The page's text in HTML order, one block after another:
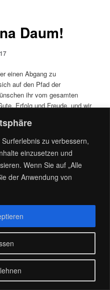
zu verbessern,
einzusetzen und
Wenn Sie auf „Alle
der Anwendung von
Daum!
einen Abgang zu
auf den Pfad der
ihr vom gesamten
Erfolg und Freude, und wir
davon, zur Seite gestanden
und einige
Newsveröffentlicht. Setze ein
WordPress